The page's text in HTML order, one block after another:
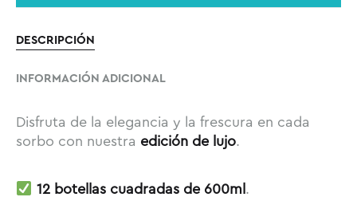
DESCRIPCIÓN
INFORMACIÓN ADICIONAL
Disfruta de la elegancia y la frescura en cada
sorbo con nuestra edición de lujo.
12 botellas cuadradas de 600ml .